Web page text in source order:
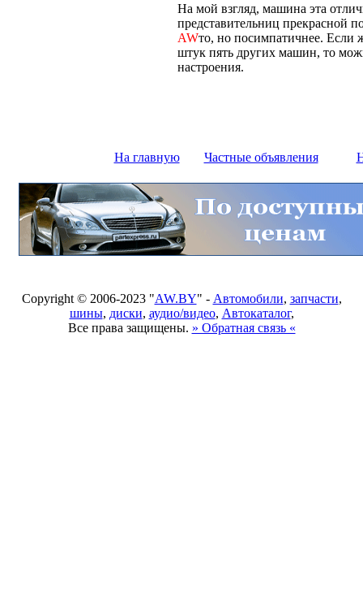
На мой взгляд, машина эта
представительниц прекрасной
AWто, но посимпатичнее. Если
штук пять других машин, то
настроения.
На главную Частные объявления
Copyright © 2006-2023 "AW.BY" - Автомобили, запчасти,
шины, диски, аудио/видео, Автокаталог,
Все права защищены. » Обратная связь «